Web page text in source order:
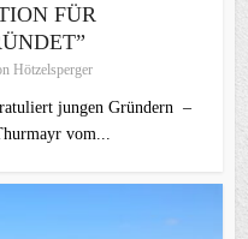
FÜR
Hötzelsperger
jungen Gründern –
vom...